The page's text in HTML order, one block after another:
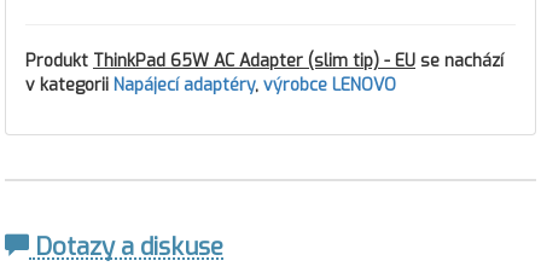
Produkt ThinkPad 65W AC Adapter (slim tip) - EU se nachází
v kategorii Napájecí adaptéry, výrobce LENOVO
Dotazy a diskuse